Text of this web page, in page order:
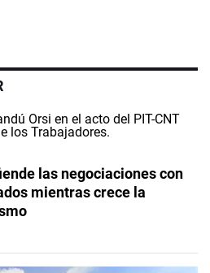
las negociaciones con
mientras crece la